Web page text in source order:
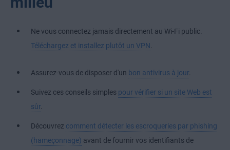
Ne vous connectez jamais directement au Wi-Fi public.
Téléchargez et installez plutôt un VPN.
Assurez-vous de disposer d'un bon antivirus à jour.
Suivez ces conseils simples pour vérifier si un site Web est
sûr.
Découvrez comment détecter les escroqueries par phishing
(hameçonnage) avant de fournir vos identifiants de